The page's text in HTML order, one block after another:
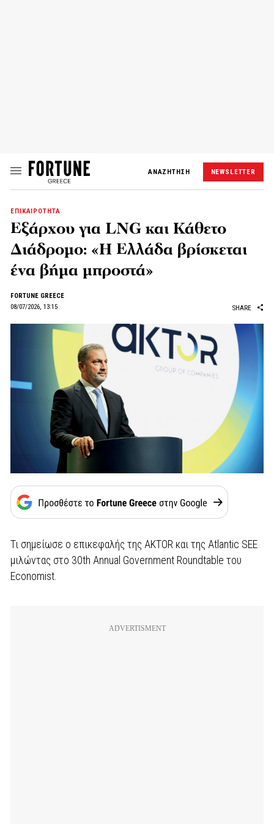
ΑΝΑΖΗΤΗΣΗ NEWSLETTER
ΕΠΙΚΑΙΡΟΤΗΤΑ
Εξάρχου για LNG και Κάθετο
Διάδρομο: «Η Ελλάδα βρίσκεται
ένα βήμα μπροστά»
FORTUNE GREECE
08/07/2026, 13:15
SHARE
Τι σημείωσε ο επικεφαλής της AKTOR και της Atlantic SEE
μιλώντας στο 30th Annual Government Roundtable του
Economist.